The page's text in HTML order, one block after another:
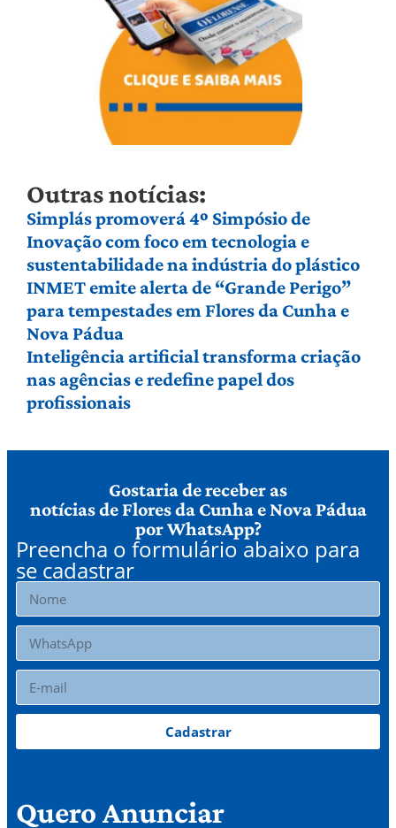
Outras notícias:
Simplás promoverá 4º Simpósio de
Inovação com foco em tecnologia e
sustentabilidade na indústria do plástico
INMET emite alerta de “Grande Perigo”
para tempestades em Flores da Cunha e
Nova Pádua
Inteligência artificial transforma criação
nas agências e redefine papel dos
profissionais
Gostaria de receber as
notícias de Flores da Cunha e Nova Pádua
por WhatsApp?
Preencha o formulário abaixo para
se cadastrar
Cadastrar
Quero Anunciar